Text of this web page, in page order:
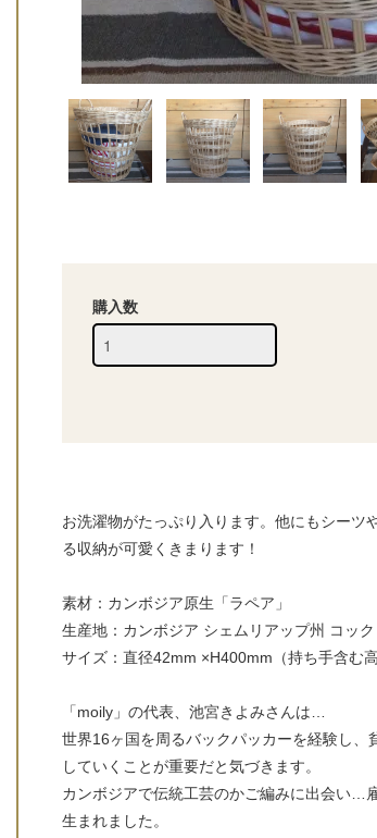
購入数
お洗濯物がたっぷり入ります。他にもシーツ
る収納が可愛くきまります！
素材：カンボジア原生「ラペア」
生産地：カンボジア シェムリアップ州 コッ
サイズ：直径42mm ×H400mm（持ち手含む
「moily」の代表、池宮きよみさんは…
世界16ヶ国を周るバックパッカーを経験し
していくことが重要だと気づきます。
カンボジアで伝統工芸のかご編みに出会い…
生まれました。